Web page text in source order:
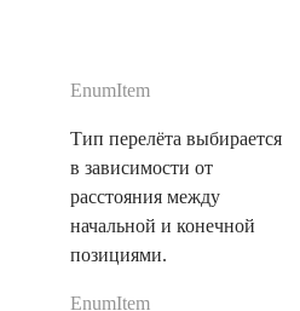
EnumItem
Тип перелёта выбирается
в зависимости от
расстояния между
начальной и конечной
позициями.
EnumItem